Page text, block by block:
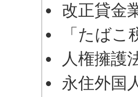
改正貸金
「たば
人権擁護
永住外国